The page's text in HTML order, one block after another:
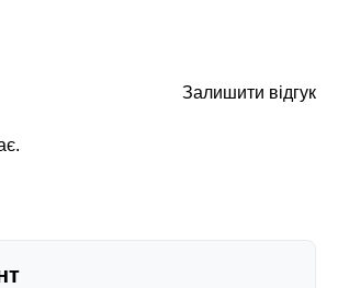
Залишити відгук